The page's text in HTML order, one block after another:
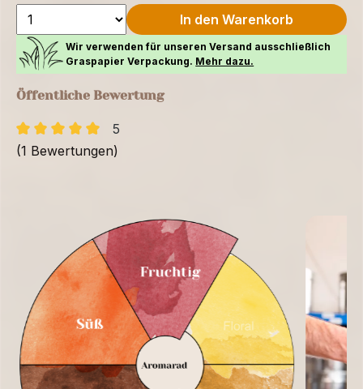
In den Warenkorb
Wir verwenden für unseren Versand ausschließlich
Graspapier Verpackung. Mehr dazu.
Öffentliche Bewertung
5
(1 Bewertungen)